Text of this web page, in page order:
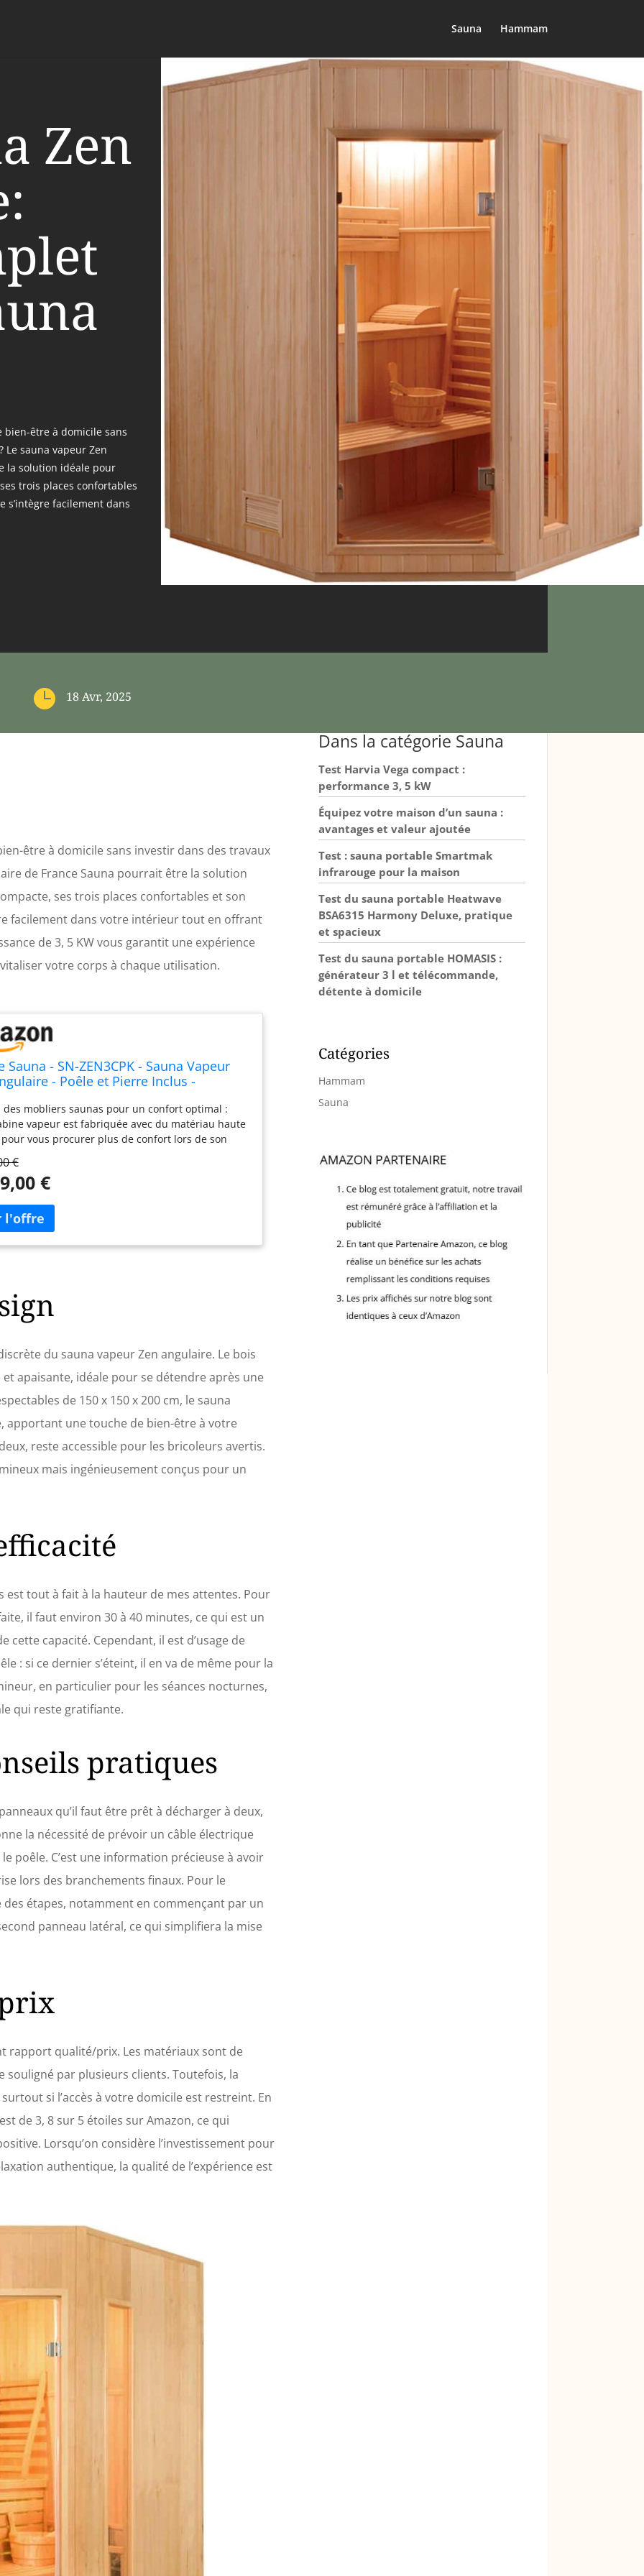
Sauna Hammam
Zen
bien-être à domicile sans
Le sauna vapeur Zen
la solution idéale pour
trois places confortables
s’intègre facilement dans
 18 Avr, 2025
être à domicile sans investir dans des travaux
de France Sauna pourrait être la solution
ses trois places confortables et son
facilement dans votre intérieur tout en offrant
de 3, 5 KW vous garantit une expérience
votre corps à chaque utilisation.
Sauna - SN-ZEN3CPK - Sauna Vapeur
- Poêle et Pierre Inclus -
des mobliers saunas pour un confort optimal :
vapeur est fabriquée avec du matériau haute
vous procurer plus de confort lors de son
génération de sauna : le soulagement des
ou des articulations est précisément assuré.
de 60 min Fabriqué en bois d’épicéa certifié
Canada : un bois lustré de haute qualité. Il
facilement aux intérieurs grâce à son design
offre le meilleur rapport qualité / prix. Pour
le bon fonctionnement des vos équipements est
France Sauna, nous pensons qu'un excellent
peut être assuré que par un excellent service
vous avez des questions sur les produits,
pas à visiter notre site web.
€
€
du sauna vapeur Zen angulaire. Le bois
apaisante, idéale pour se détendre après une
de 150 x 150 x 200 cm, le sauna
apportant une touche de bien-être à votre
reste accessible pour les bricoleurs avertis.
mais ingénieusement conçus pour un
est tout à fait à la hauteur de mes attentes. Pour
il faut environ 30 à 40 minutes, ce qui est un
capacité. Cependant, il est d’usage de
: si ce dernier s’éteint, il en va de même pour la
en particulier pour les séances nocturnes,
qui reste gratifiante.
pratiques
qu’il faut être prêt à décharger à deux,
la nécessité de prévoir un câble électrique
poêle. C’est une information précieuse à avoir
lors des branchements finaux. Pour le
étapes, notamment en commençant par un
panneau latéral, ce qui simplifiera la mise
rapport qualité/prix. Les matériaux sont de
par plusieurs clients. Toutefois, la
si l’accès à votre domicile est restreint. En
de 3, 8 sur 5 étoiles sur Amazon, ce qui
Lorsqu’on considère l’investissement pour
authentique, la qualité de l’expérience est
Dans la catégorie Sauna
Test Harvia Vega compact :
performance 3, 5 kW
Équipez votre maison d’un sauna :
avantages et valeur ajoutée
Test : sauna portable Smartmak
infrarouge pour la maison
Test du sauna portable Heatwave
BSA6315 Harmony Deluxe, pratique
et spacieux
Test du sauna portable HOMASIS :
générateur 3 l et télécommande,
détente à domicile
Catégories
Hammam
Sauna